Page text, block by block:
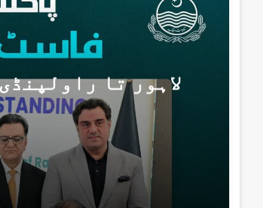
لاہور تا
لاہور تا راولپنڈی: رفتار کے